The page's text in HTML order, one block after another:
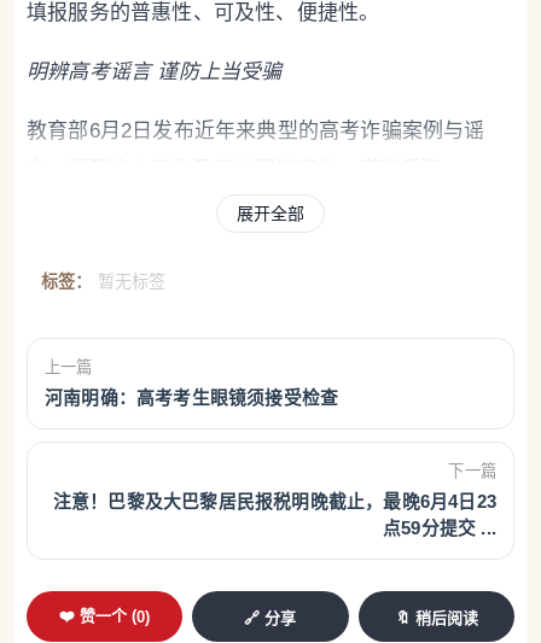
填报服务的普惠性、可及性、便捷性。
明辨高考谣言 谨防上当受骗
教育部6月2日发布近年来典型的高考诈骗案例与谣
典型案例中提到：随着高考临近，押题卷市场被借机
炒作，“绝密”预测卷满天飞，名师和AI齐上阵，不法
老师”“资深机构”，大肆宣传能提供“绝密真题”“精准押
题卷”，炒作“名师押题”“AI押题”等虚假宣传手段，还
采用抢先预售、限期优惠、限时销售等营销模式，诱
导考生和家长高价购买，影响自身备考安排。甚至有
的不法分子让考生家长点击链接，以“预付订金”等名
展开全部
标签： 暂无标签
上一篇
河南明确：高考考生眼镜须接受检查
下一篇
注意！巴黎及大巴黎居民报税明晚截止，最晚6月4日23
点59分提交 ...
❤️ 赞一个 (0) 🔗 分享 🔖 稍后阅读